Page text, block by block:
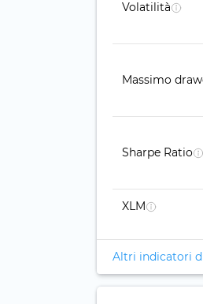
Volatilità
Massimo
Sharpe Ratio
XLM
Altri indicatori